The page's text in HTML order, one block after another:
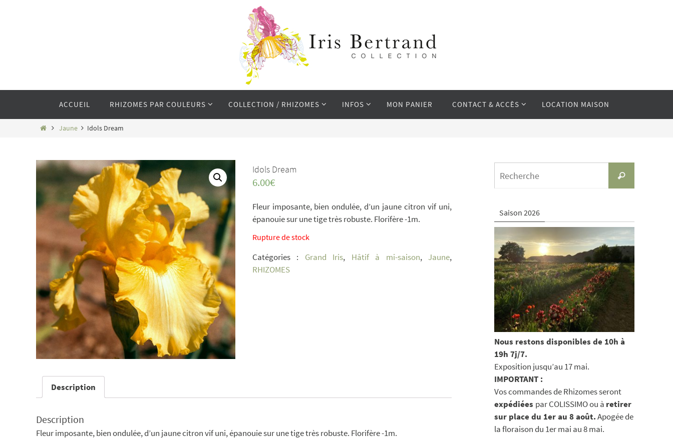
ACCUEIL RHIZOMES PAR COULEURS COLLECTION / RHIZOMES INFOS MON PANIER CONTACT & ACCÈS LOCATION MAISON
HomeJaune Idols Dream
Idols Dream
6.00€
Fleur imposante, bien ondulée, d’un jaune citron vif uni,
épanouie sur une tige très robuste. Florifère -1m.
Rupture de stock
Catégories : Grand Iris, Hâtif à mi-saison, Jaune,
RHIZOMES
Description
Description
Fleur imposante, bien ondulée, d’un jaune citron vif uni, épanouie sur une tige très robuste. Florifère -1m.
Recherche
Saison 2026
Nous restons disponibles de 10h à
19h 7j/7.
Exposition jusqu’au 17 mai.
IMPORTANT :
Vos commandes de Rhizomes seront
expédiées par COLISSIMO ou à retirer
sur place du 1er au 8 août.Apogée de
la floraison du 1er mai au 8 mai.